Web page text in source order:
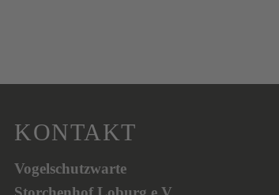
KONTAKT
Vogelschutzwarte